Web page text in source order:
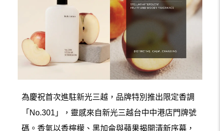
為慶祝首次進駐新光三越，品牌特別推出限定香調
「No.301」，靈感來自新光三越台中中港店門牌號
碼。香氣以香檸檬、黑加侖與蘋果揭開清新序幕，